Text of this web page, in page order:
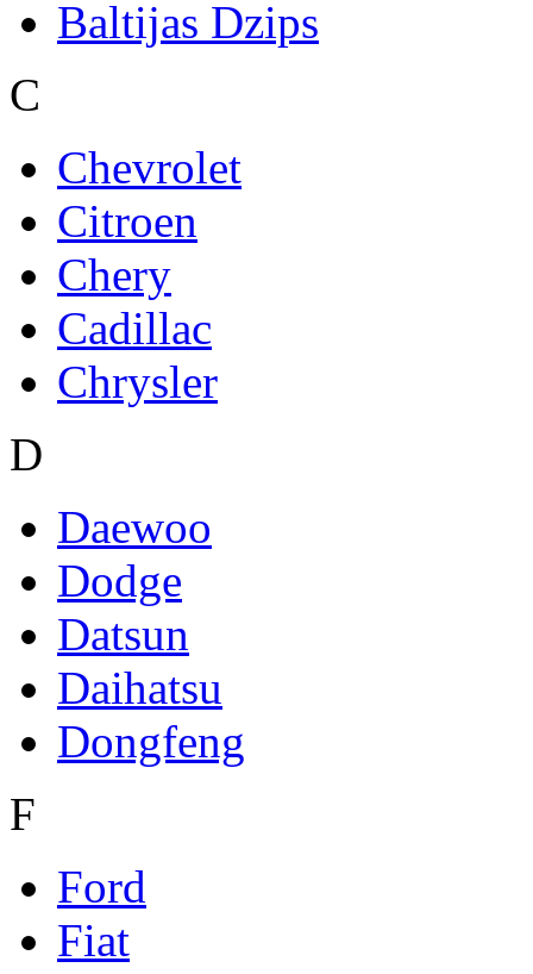
Baltijas Dzips
C
Chevrolet
Citroen
Chery
Cadillac
Chrysler
D
Daewoo
Dodge
Datsun
Daihatsu
Dongfeng
F
Ford
Fiat